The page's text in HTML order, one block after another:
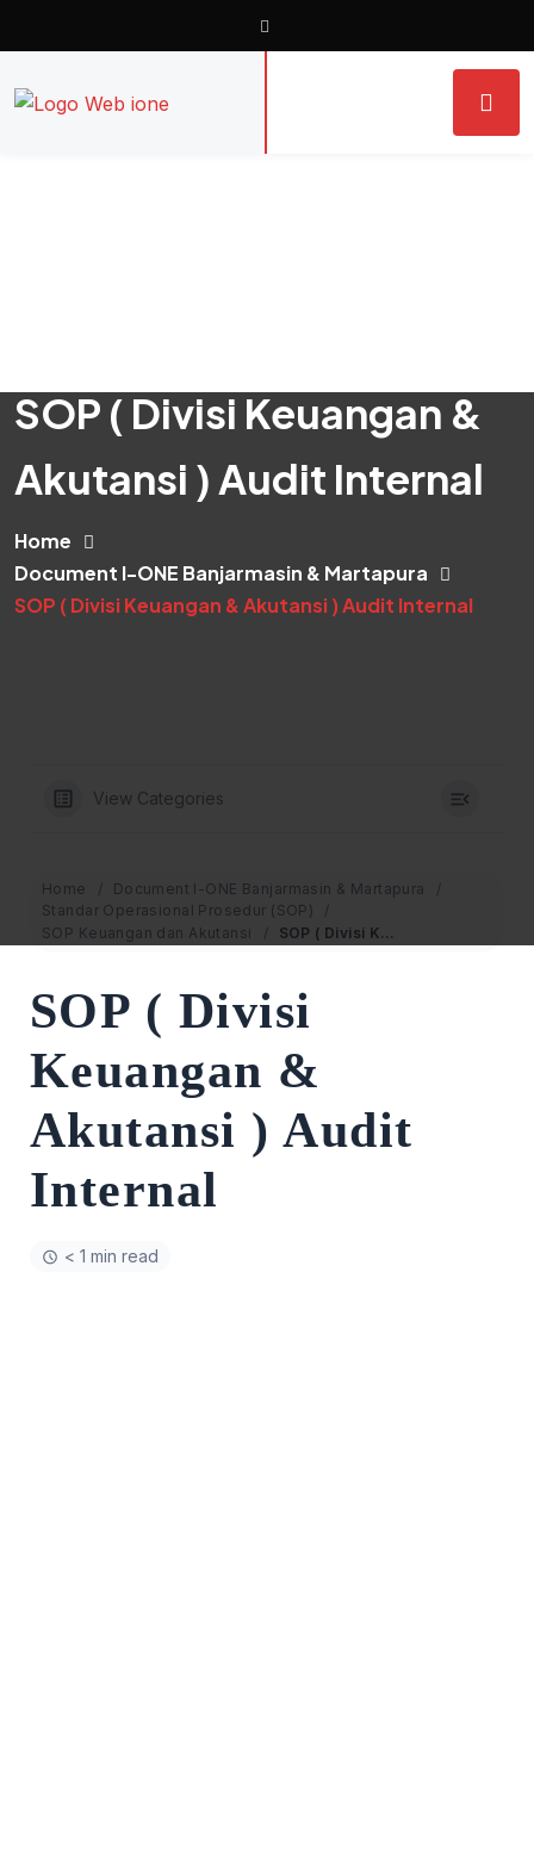
SOP ( Divisi Keuangan &
Akutansi ) Audit Internal
Home
Document I-ONE Banjarmasin & Martapura
SOP ( Divisi Keuangan & Akutansi ) Audit Internal
View Categories
Home
Document I-ONE Banjarmasin & Martapura
Standar Operasional Prosedur (SOP)
SOP Keuangan dan Akutansi
SOP ( Divisi Keuangan & Akutansi ) Audit Internal
SOP ( Divisi
Keuangan &
Akutansi ) Audit
Internal
< 1 min read